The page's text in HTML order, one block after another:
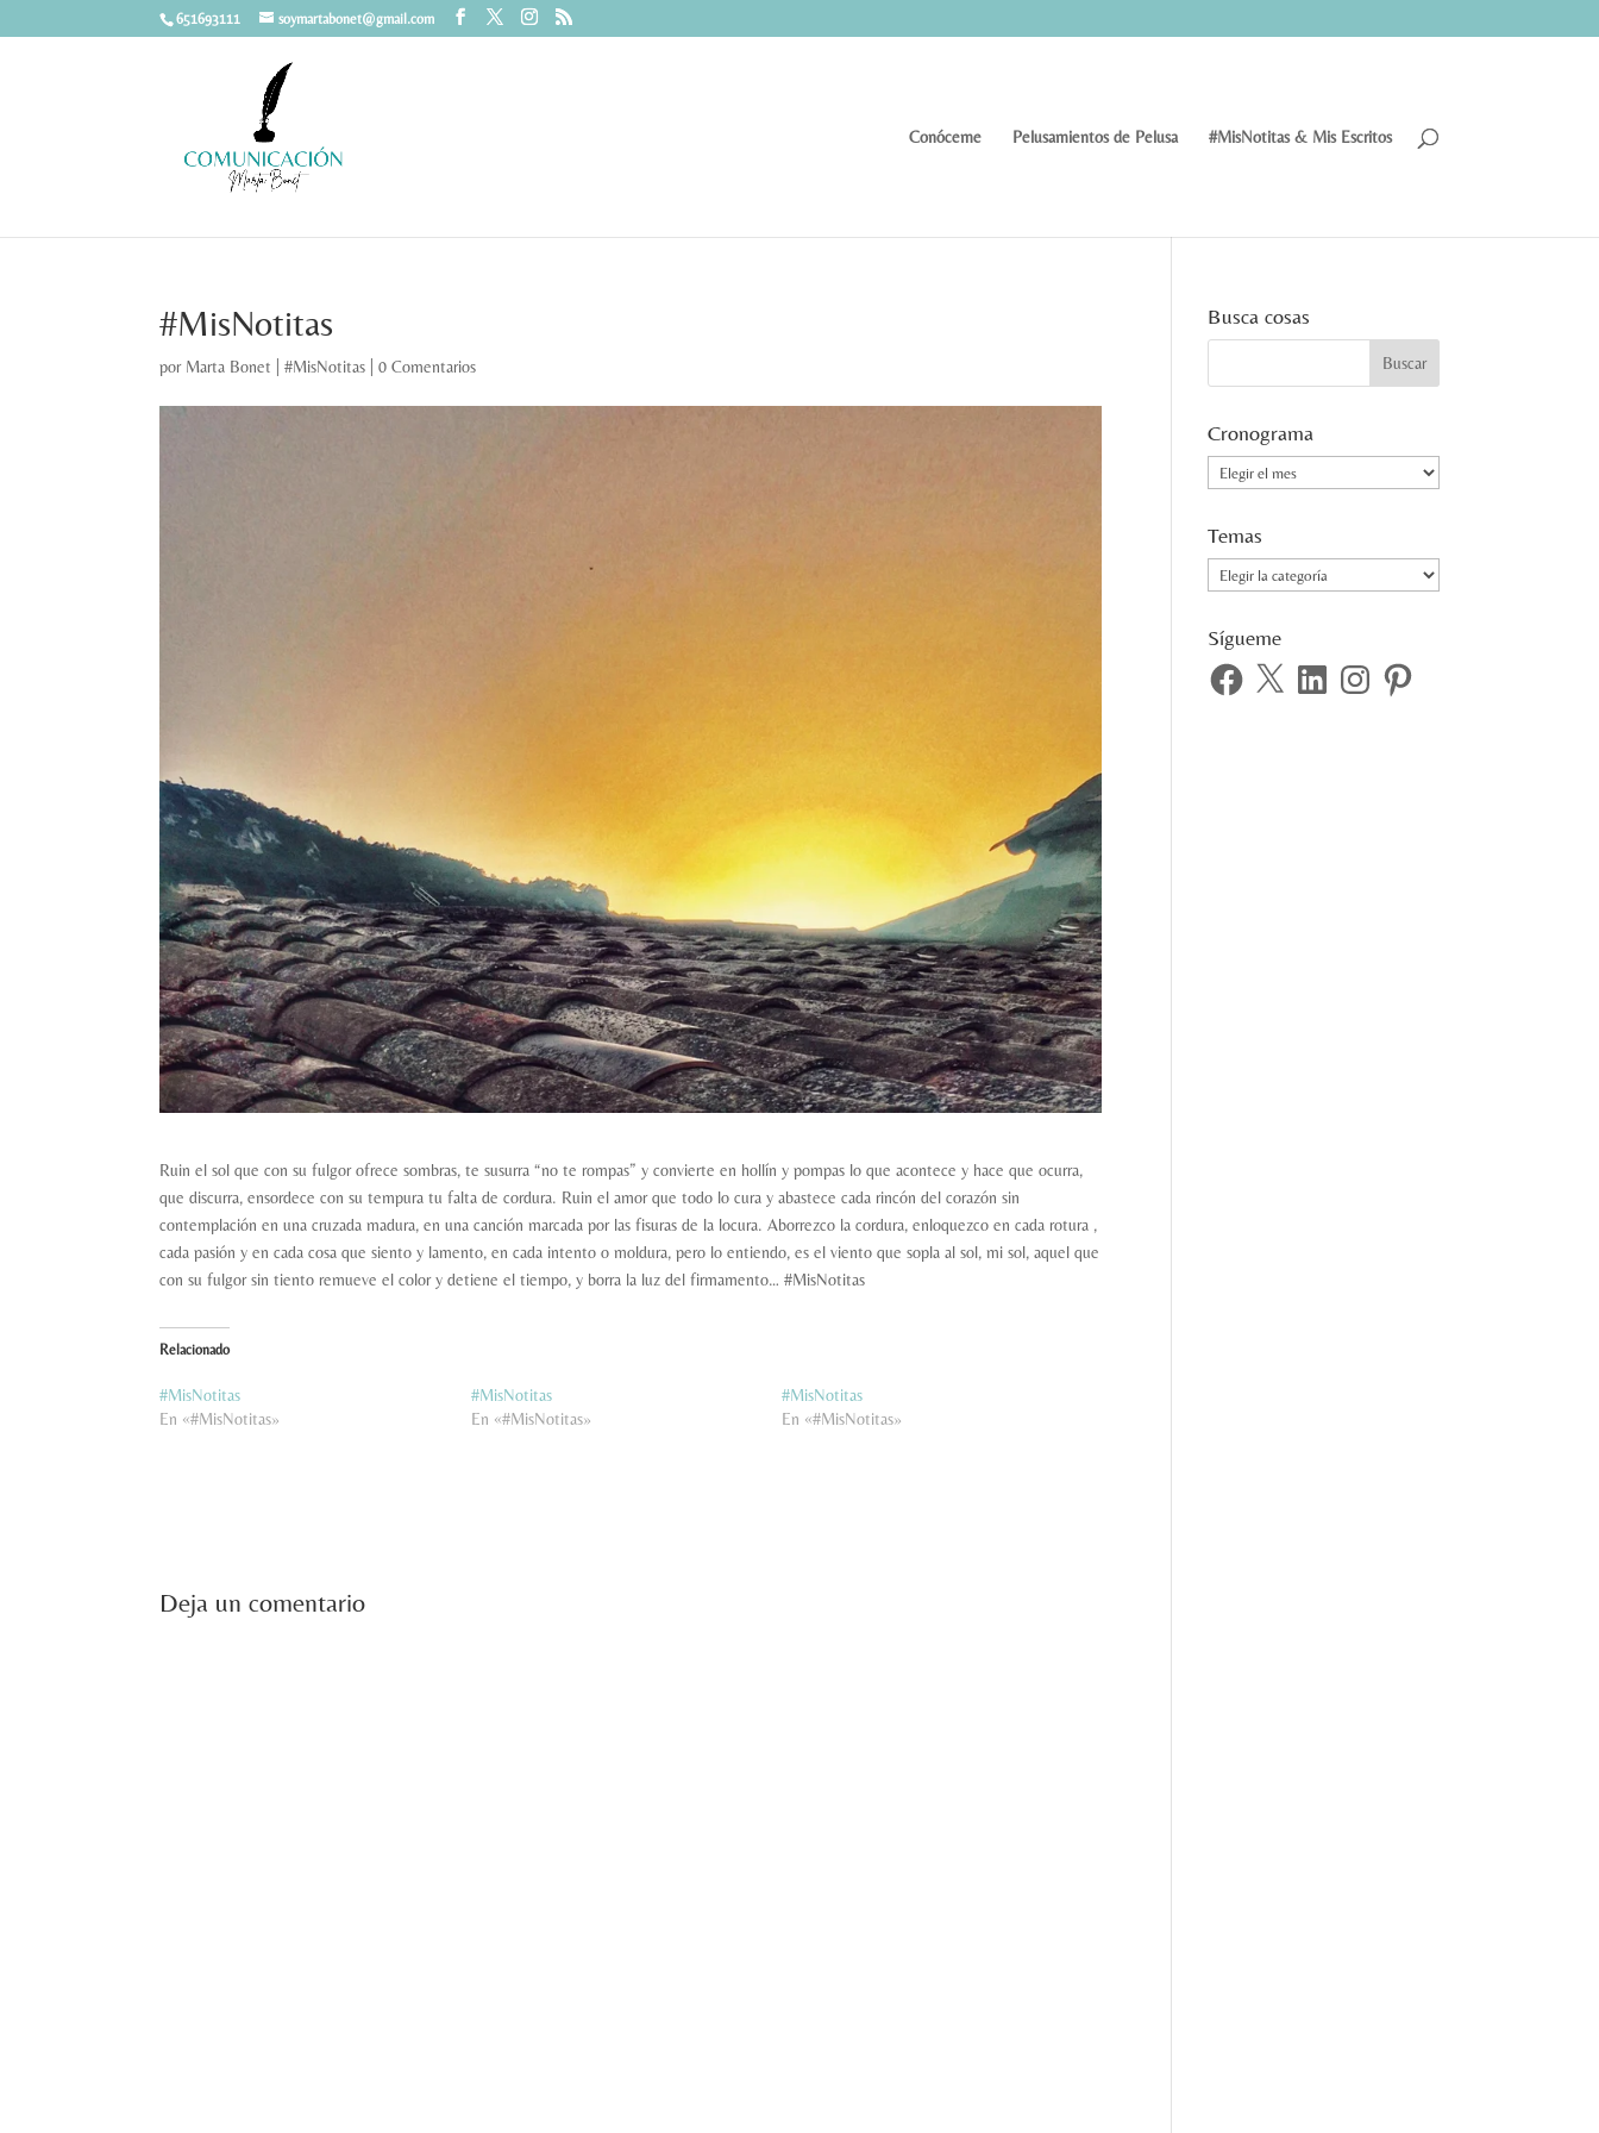
651693111 soymartabonet@gmail.com
Conóceme Pelusamientos de Pelusa #MisNotitas & Mis Escritos
#MisNotitas
por Marta Bonet |#MisNotitas |0 Comentarios
Ruin el sol que con su fulgor ofrece sombras, te susurra “no te rompas” y convierte en hollín y pompas lo que acontece y hace que ocurra,
que discurra, ensordece con su tempura tu falta de cordura. Ruin el amor que todo lo cura y abastece cada rincón del corazón sin
contemplación en una cruzada madura, en una canción marcada por las fisuras de la locura. Aborrezco la cordura, enloquezco en cada rotura ,
cada pasión y en cada cosa que siento y lamento, en cada intento o moldura, pero lo entiendo, es el viento que sopla al sol, mi sol, aquel que
con su fulgor sin tiento remueve el color y detiene el tiempo, y borra la luz del firmamento… #MisNotitas
Relacionado
#MisNotitas
En «#MisNotitas»
#MisNotitas
En «#MisNotitas»
#MisNotitas
En «#MisNotitas»
Deja un comentario
Busca cosas
Cronograma
Cronograma
Temas
Temas
Sígueme
Facebook
X LinkedInInstagramPinterest